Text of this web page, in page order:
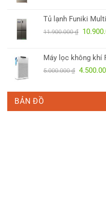
Tủ lạnh Funiki
11.900.000₫ Giá
Máy lọc không khí
5.000.000₫ Giá
là:
BẢN ĐỒ